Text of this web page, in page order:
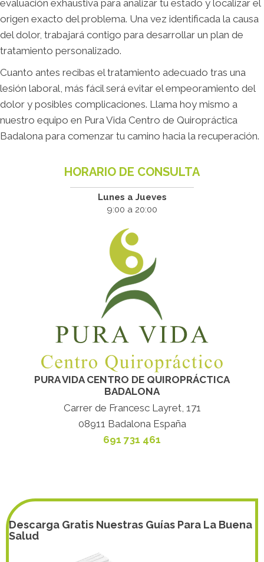
evaluación exhaustiva para analizar tu estado y localizar el
origen exacto del problema. Una vez identificada la causa
del dolor, trabajará contigo para desarrollar un plan de
tratamiento personalizado.
Cuanto antes recibas el tratamiento adecuado tras una
lesión laboral, más fácil será evitar el empeoramiento del
dolor y posibles complicaciones. Llama hoy mismo a
nuestro equipo en Pura Vida Centro de Quiropráctica
Badalona para comenzar tu camino hacia la recuperación.
HORARIO DE CONSULTA
Lunes a Jueves
9:00 a 20:00
PURA VIDA CENTRO DE QUIROPRÁCTICA
BADALONA
Carrer de Francesc Layret, 171
08911 Badalona España
691 731 461
Descarga Gratis Nuestras Guías Para La Buena
Salud